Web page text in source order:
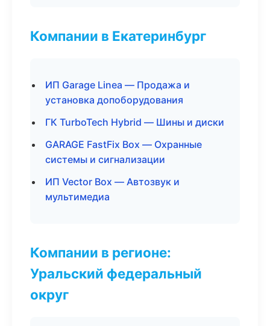
Компании в Екатеринбург
ИП Garage Linea — Продажа и
установка допоборудования
ГК TurboTech Hybrid — Шины и диски
GARAGE FastFix Box — Охранные
системы и сигнализации
ИП Vector Box — Автозвук и
мультимедиа
Компании в регионе:
Уральский федеральный
округ